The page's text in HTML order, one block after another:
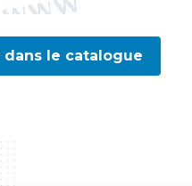
dans le catalogue